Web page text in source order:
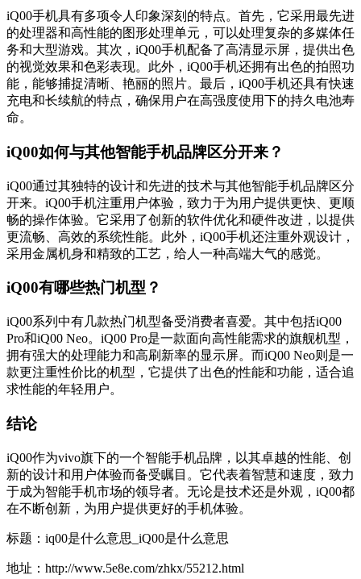
iQ00手机具有多项令人印象深刻的特点。首先，它采用最先进
的处理器和高性能的图形处理单元，可以处理复杂的多媒体任
务和大型游戏。其次，iQ00手机配备了高清显示屏，提供出色
的视觉效果和色彩表现。此外，iQ00手机还拥有出色的拍照功
能，能够捕捉清晰、艳丽的照片。最后，iQ00手机还具有快速
充电和长续航的特点，确保用户在高强度使用下的持久电池寿
命。
iQ00如何与其他智能手机品牌区分开来？
iQ00通过其独特的设计和先进的技术与其他智能手机品牌区分
开来。iQ00手机注重用户体验，致力于为用户提供更快、更顺
畅的操作体验。它采用了创新的软件优化和硬件改进，以提供
更流畅、高效的系统性能。此外，iQ00手机还注重外观设计，
采用金属机身和精致的工艺，给人一种高端大气的感觉。
iQ00有哪些热门机型？
iQ00系列中有几款热门机型备受消费者喜爱。其中包括iQ00
Pro和iQ00 Neo。iQ00 Pro是一款面向高性能需求的旗舰机型，
拥有强大的处理能力和高刷新率的显示屏。而iQ00 Neo则是一
款更注重性价比的机型，它提供了出色的性能和功能，适合追
求性能的年轻用户。
结论
iQ00作为vivo旗下的一个智能手机品牌，以其卓越的性能、创
新的设计和用户体验而备受瞩目。它代表着智慧和速度，致力
于成为智能手机市场的领导者。无论是技术还是外观，iQ00都
在不断创新，为用户提供更好的手机体验。
标题：iq00是什么意思_iQ00是什么意思
地址：http://www.5e8e.com/zhkx/55212.html